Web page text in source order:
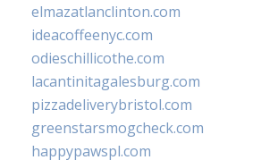
elmazatlanclinton.com
ideacoffeenyc.com
odieschillicothe.com
lacantinitagalesburg.com
pizzadeliverybristol.com
greenstarsmogcheck.com
happypawspl.com